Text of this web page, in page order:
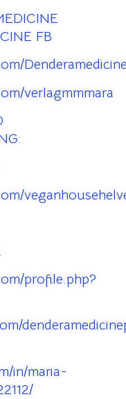
FB
verlagmmmara
profile.php?
in/maria-